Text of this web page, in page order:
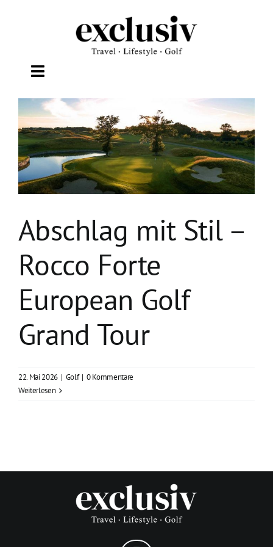
Toggle
Navigation
TRAVEL
LIFESTYLE
WELLNESS
GOLF
Abschlag mit Stil –
Rocco Forte
European Golf
Grand Tour
22. Mai 2026 | Golf | 0 Kommentare
Weiterlesen